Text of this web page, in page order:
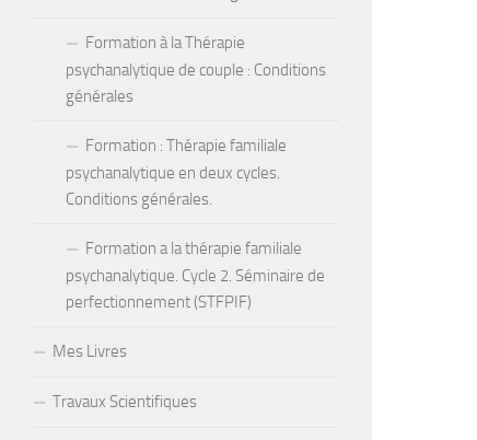
Formation à la Thérapie
psychanalytique de couple : Conditions
générales
Formation : Thérapie familiale
psychanalytique en deux cycles.
Conditions générales.
Formation a la thérapie familiale
psychanalytique. Cycle 2. Séminaire de
perfectionnement (STFPIF)
Mes Livres
Travaux Scientifiques